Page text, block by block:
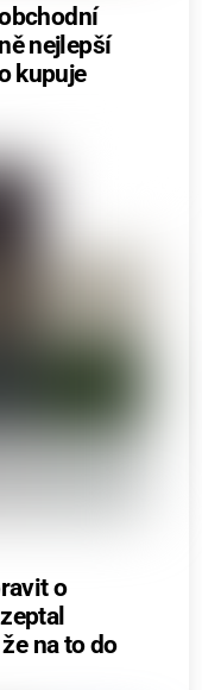
nejlepší
kupuje
o
na to do